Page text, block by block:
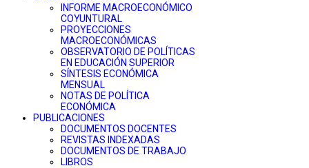
INFORME MACROECONÓMICO
COYUNTURAL
PROYECCIONES
MACROECONÓMICAS
OBSERVATORIO DE POLÍTICAS
EN EDUCACIÓN SUPERIOR
SÍNTESIS ECONÓMICA
MENSUAL
NOTAS DE POLÍTICA
ECONÓMICA
PUBLICACIONES
DOCUMENTOS DOCENTES
REVISTAS INDEXADAS
DOCUMENTOS DE TRABAJO
LIBROS